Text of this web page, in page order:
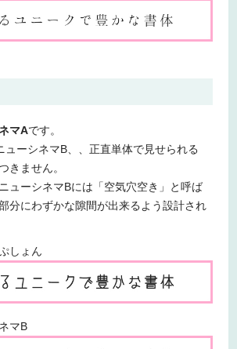
マAです。
ューシネマB、、正直単体で見せられる
きません。
ューシネマBには「空気穴空き」と呼ば
分にわずかな隙間が出来るよう設計され
しょん
マB